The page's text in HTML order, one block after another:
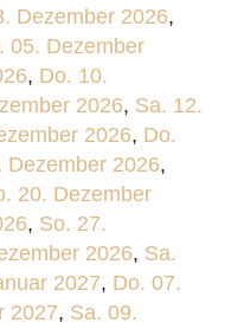
Dezember 2026,
05. Dezember
, Do. 10.
2026, Sa. 12.
2026, Do.
Dezember 2026,
20. Dezember
, So. 27.
2026, Sa.
2027, Do. 07.
2027, Sa. 09.